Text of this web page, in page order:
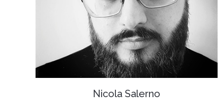
Nicola Salerno